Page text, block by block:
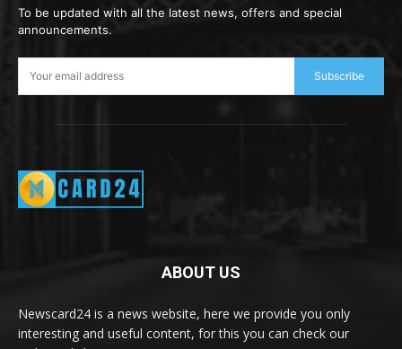
To be updated with all the latest news, offers and special
announcements.
Subscribe
ABOUT US
Newscard24 is a news website, here we provide you only
interesting and useful content, for this you can check our